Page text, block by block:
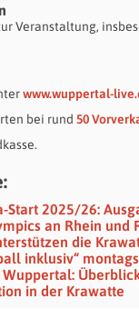
Veranstaltung,
www.wuppertal-
bei rund 50
Start 2025/26:
an Rhein und
die
inklusiv“
in der Krawatte